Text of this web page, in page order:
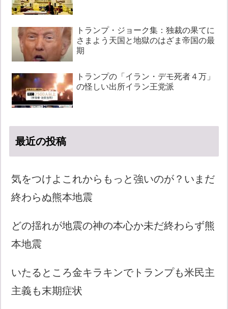
トランプ・ジョーク集：独裁の果てに
さまよう天国と地獄のはざま帝国の最
期
トランプの「イラン・デモ死者４万」
の怪しい出所イラン王党派
最近の投稿
気をつけよこれからもっと強いのが？いまだ
終わらぬ熊本地震
どの揺れが地震の神の本心か未だ終わらず熊
本地震
いたるところ金キラキンでトランプも米民主
主義も末期症状